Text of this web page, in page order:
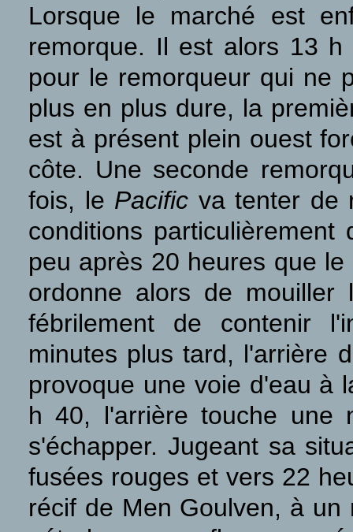
Lorsque le marché est
remorque. Il est alors 13
pour le remorqueur qui ne
plus en plus dure, la
est à présent plein ouest
côte. Une seconde
fois, le Pacific va tenter de
conditions
peu après 20 heures que
ordonne alors de mouiller
fébrilement de contenir
minutes plus tard, l'arrière
provoque une voie d'eau à
h 40, l'arrière touche une
s'échapper. Jugeant sa
fusées rouges et vers 22
récif de Men Goulven, à